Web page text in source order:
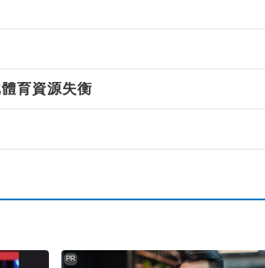
育資源失衡
PR